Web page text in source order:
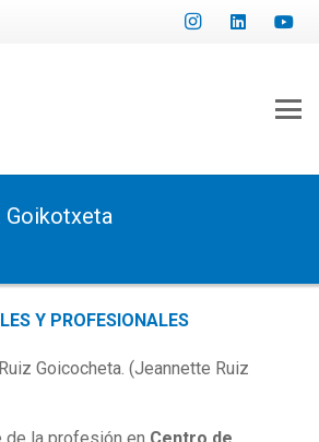
Goikotxeta
Y PROFESIONALES
Goicocheta. (Jeannette Ruiz